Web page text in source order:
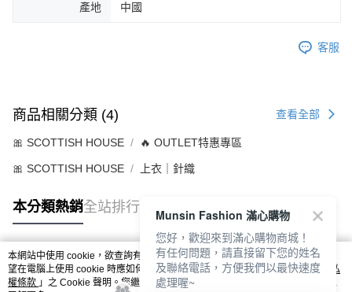
產地 中國
客服
商品相關分類 (4) 查看全部
🎀 SCOTTISH HOUSE 🔥 OUTLET特惠專區
🎀 SCOTTISH HOUSE 上衣｜針織
本分類熱銷全站排行
熱門標籤
本網站中使用 cookie，欲查詢有關本網站使用 cookie 方式之詳情，及若您不希
望在電腦上使用 cookie 時應如何變更電腦的 cookie 設定，請參閱本網站「
隱私
權條款 」之 Cookie 聲明。您繼續使用本網站即表示您同意本公司得按本網站使
Munsin Fashion 滿心購物
您好，歡迎來到滿心購物商城！
有任何問題，請直接留下您的姓名
及聯絡電話，方便我們以最快速度
處理喔~